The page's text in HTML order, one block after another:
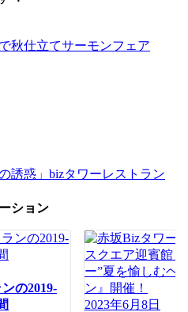
秋仕立てサーモンフェア
誘惑」bizタワーレストラン
ション
の2019-
2023年6月8日